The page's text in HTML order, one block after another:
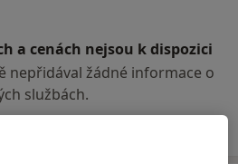
a cenách nejsou k dispozici
nepřidával žádné informace o
službách.